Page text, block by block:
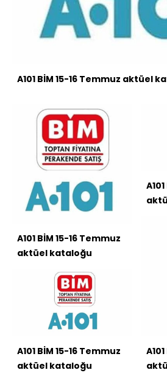
A101 BİM 15-16 Temmuz aktüel
A101 BİM 15-16 Temmuz
aktüel kataloğu
A101 BİM 15-16 Temmuz
aktüel kataloğu